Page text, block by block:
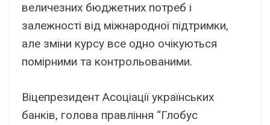
величезних бюджетних потреб і
залежності від міжнародної підтримки,
але зміни курсу все одно очікуються
помірними та контрольованими.
Віцепрезидент Асоціації українських
банків, голова правління “Глобус